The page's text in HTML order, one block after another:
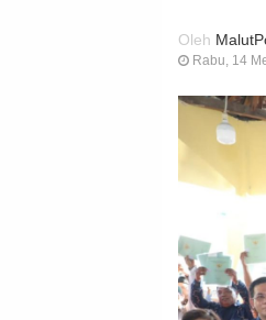
Oleh
Rabu, 14